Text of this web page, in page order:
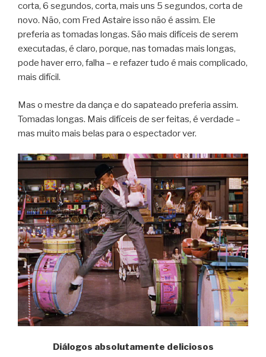
corta, 6 segundos, corta, mais uns 5 segundos, corta de
novo. Não, com Fred Astaire isso não é assim. Ele
preferia as tomadas longas. São mais difíceis de serem
executadas, é claro, porque, nas tomadas mais longas,
pode haver erro, falha – e refazer tudo é mais complicado,
mais difícil.
Mas o mestre da dança e do sapateado preferia assim.
Tomadas longas. Mais difíceis de ser feitas, é verdade –
mas muito mais belas para o espectador ver.
Diálogos absolutamente deliciosos